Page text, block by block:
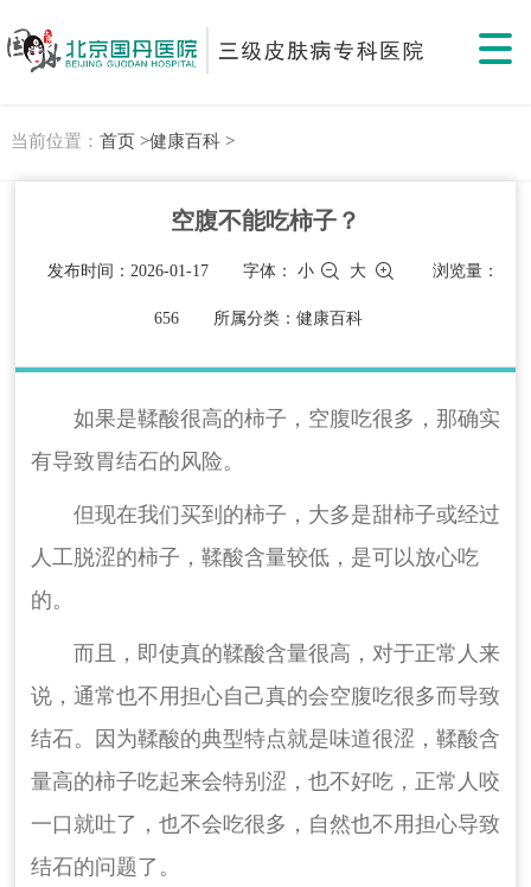
当前位置： 首页 >健康百科 >
空腹不能吃柿子？
发布时间：2026-01-17 字体：小 大 浏览量：
656 所属分类：健康百科
如果是鞣酸很高的柿子，空腹吃很多，那确实
有导致胃结石的风险。
但现在我们买到的柿子，大多是甜柿子或经过
人工脱涩的柿子，鞣酸含量较低，是可以放心吃
的。
而且，即使真的鞣酸含量很高，对于正常人来
说，通常也不用担心自己真的会空腹吃很多而导致
结石。因为鞣酸的典型特点就是味道很涩，鞣酸含
量高的柿子吃起来会特别涩，也不好吃，正常人咬
一口就吐了，也不会吃很多，自然也不用担心导致
结石的问题了。